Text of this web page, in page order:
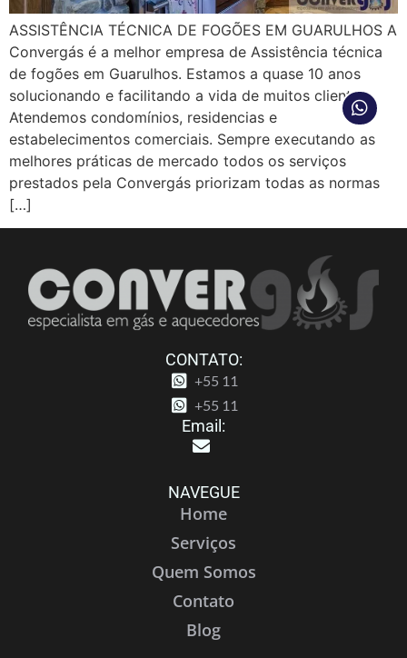
ASSISTÊNCIA TÉCNICA DE FOGÕES EM GUARULHOS A
Convergás é a melhor empresa de Assistência técnica
de fogões em Guarulhos. Estamos a quase 10 anos
solucionando e facilitando a vida de muitos clientes.
Atendemos condomínios, residencias e
estabelecimentos comerciais. Sempre executando as
melhores práticas de mercado todos os serviços
prestados pela Convergás priorizam todas as normas
[…]
CONTATO:
+55 11
+55 11
Email:
NAVEGUE
Home
Serviços
Quem Somos
Contato
Blog